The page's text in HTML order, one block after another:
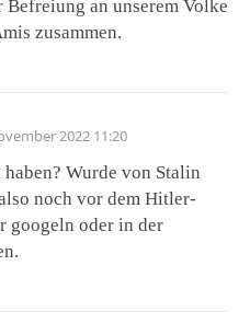
an unserem Volke
zusammen.
2022 11:20
Wurde von Stalin
noch vor dem Hitler-
googeln oder in der